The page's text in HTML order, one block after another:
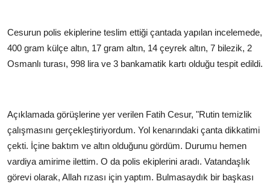
Cesurun polis ekiplerine teslim ettiği çantada yapılan incelemede,
400 gram külçe altın, 17 gram altın, 14 çeyrek altın, 7 bilezik, 2
Osmanlı turası, 998 lira ve 3 bankamatik kartı olduğu tespit edildi.
Açıklamada görüşlerine yer verilen Fatih Cesur, "Rutin temizlik
çalışmasını gerçekleştiriyordum. Yol kenarındaki çanta dikkatimi
çekti. İçine baktım ve altın olduğunu gördüm. Durumu hemen
vardiya amirime ilettim. O da polis ekiplerini aradı. Vatandaşlık
görevi olarak, Allah rızası için yaptım. Bulmasaydık bir başkası